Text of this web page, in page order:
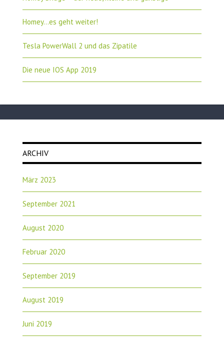
Homey…es geht weiter!
Tesla PowerWall 2 und das Zipatile
Die neue IOS App 2019
ARCHIV
März 2023
September 2021
August 2020
Februar 2020
September 2019
August 2019
Juni 2019